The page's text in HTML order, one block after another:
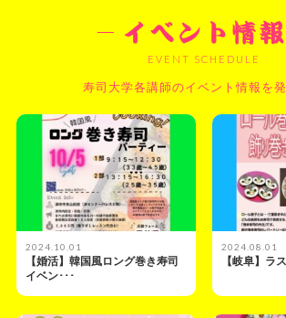
EVENT SCHEDULE
寿司大学各講師のイベント情報を発
2024.10.01
【婚活】韓国風ロング巻き寿司
イベン･･･
2024.08.01
【岐阜】ラ